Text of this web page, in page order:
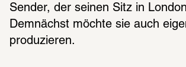
Sender, der seinen Sitz in
Demnächst möchte sie auch
produzieren.